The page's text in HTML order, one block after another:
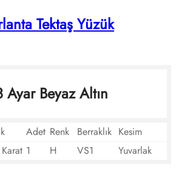
Tektaş Yüzük
Beyaz Altın
Adet Renk Berraklık Kesim
1 H VS1
Yuvarlak